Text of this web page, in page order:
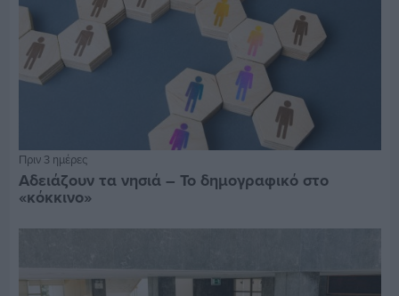
Πριν 3 ημέρες
Αδειάζουν τα νησιά – Το δημογραφικό στο
«κόκκινο»